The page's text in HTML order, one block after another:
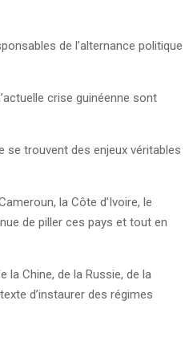
de l’alternance politique
crise guinéenne sont
se trouvent des enjeux véritables
la Côte d’Ivoire, le
de piller ces pays et tout en
la Chine, de la Russie, de la
d’instaurer des régimes